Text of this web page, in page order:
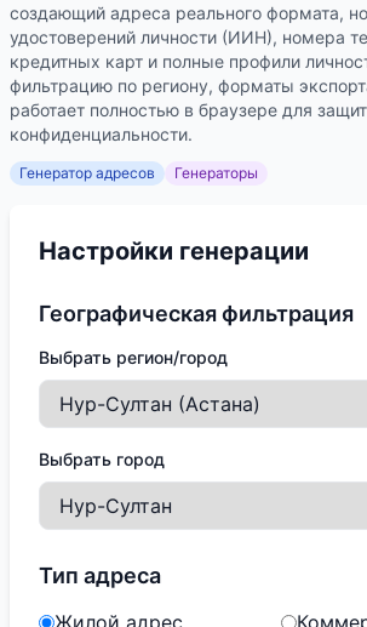
создающий адреса реального формата,
удостоверений личности (ИИН), номера
кредитных карт и полные профили
фильтрацию по региону, форматы
работает полностью в браузере для
конфиденциальности.
Генератор адресов Генераторы
Настройки генерации
Географическая фильтрация
Выбрать регион/город
Выбрать город
Тип адреса
Жилой адрес